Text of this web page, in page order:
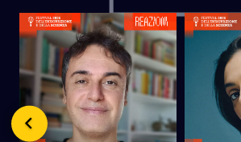
Anteprima Festival